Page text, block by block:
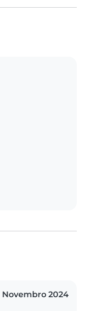
Novembro 2024